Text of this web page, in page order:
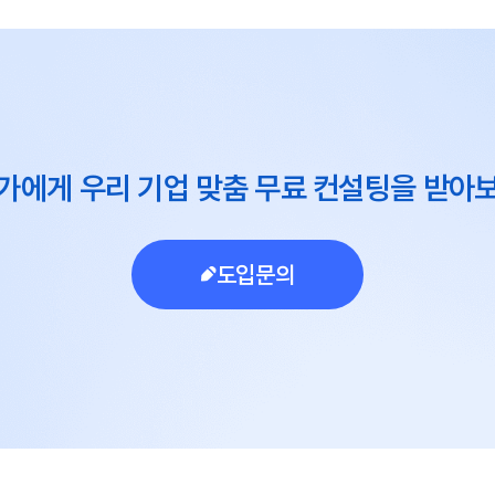
에게 우리 기업 맞춤 무료 컨설팅을 받아
도입문의